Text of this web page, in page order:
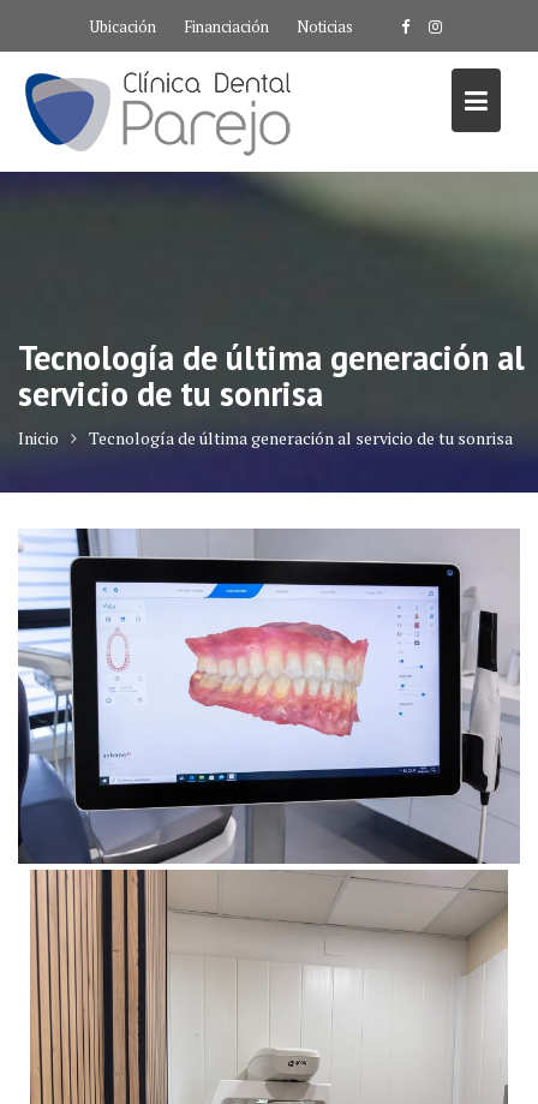
contenido
Ubicación Financiación Noticias
Tecnología de última generación al
servicio de tu sonrisa
Inicio Tecnología de última generación al servicio de tu sonrisa